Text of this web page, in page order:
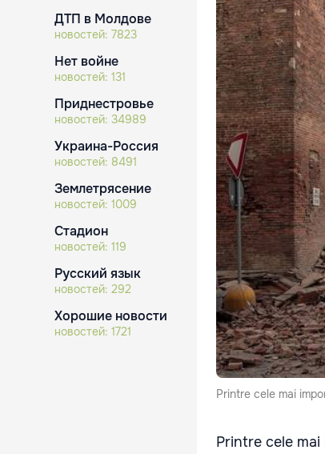
ДТП в Молдове
новостей: 7823
Нет войне
новостей: 131
Приднестровье
новостей: 34989
Украина-Россия
новостей: 8491
Землетрясение
новостей: 1009
Стадион
новостей: 119
Русский язык
новостей: 292
Хорошие новости
новостей: 1721
Printre cele mai
Printre cele